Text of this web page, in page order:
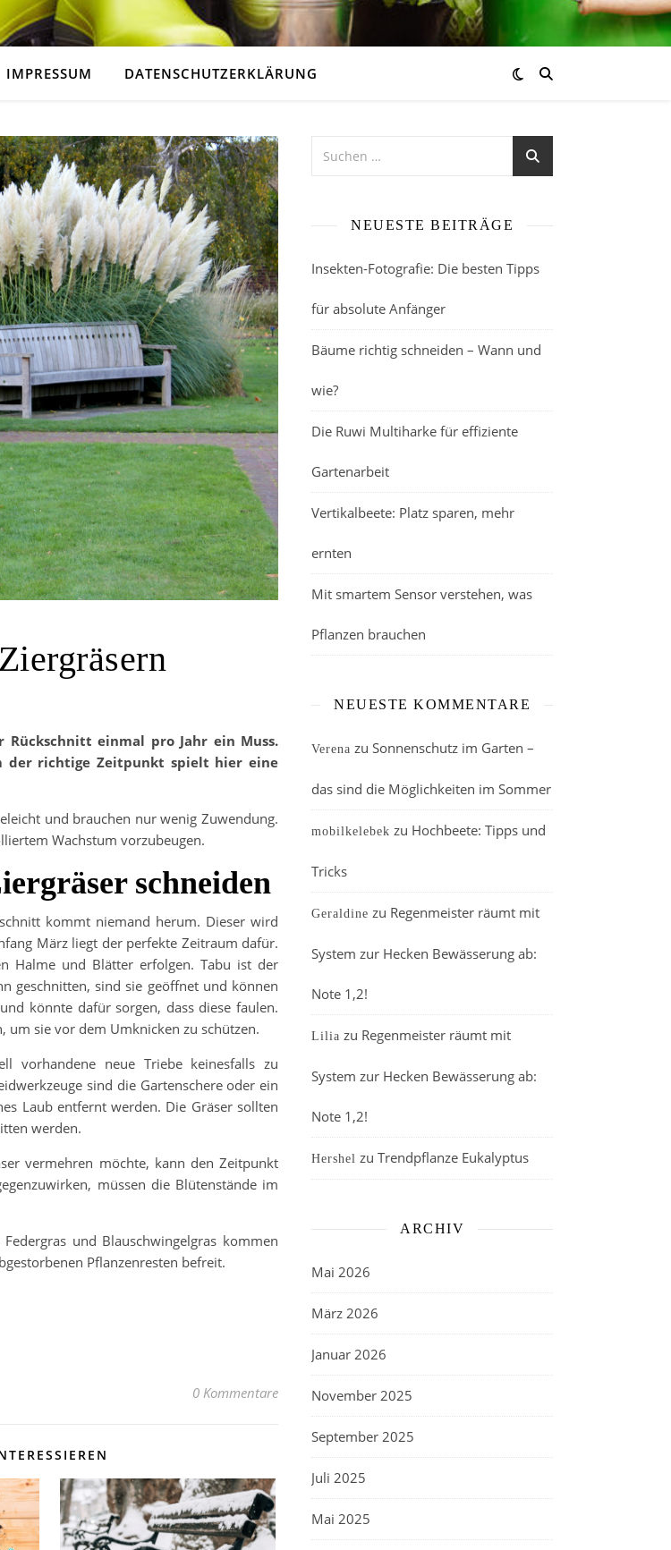
IMPRESSUM DATENSCHUTZERKLÄRUNG
Rückschnitt einmal pro Jahr ein Muss.
der richtige Zeitpunkt spielt hier eine
und brauchen nur wenig Zuwendung.
Wachstum vorzubeugen.
schneiden
kommt niemand herum. Dieser wird
März liegt der perfekte Zeitraum dafür.
Halme und Blätter erfolgen. Tabu ist der
geschnitten, sind sie geöffnet und können
könnte dafür sorgen, dass diese faulen.
um sie vor dem Umknicken zu schützen.
vorhandene neue Triebe keinesfalls zu
sind die Gartenschere oder ein
Laub entfernt werden. Die Gräser sollten
werden.
vermehren möchte, kann den Zeitpunkt
müssen die Blütenstände im
und Blauschwingelgras kommen
Pflanzenresten befreit.
0 Kommentare
NEUESTE BEITRÄGE
Insekten-Fotografie: Die besten Tipps
für absolute Anfänger
Bäume richtig schneiden – Wann und
wie?
Die Ruwi Multiharke für effiziente
Gartenarbeit
Vertikalbeete: Platz sparen, mehr
ernten
Mit smartem Sensor verstehen, was
Pflanzen brauchen
NEUESTE KOMMENTARE
Verena zu Sonnenschutz im Garten –
das sind die Möglichkeiten im Sommer
mobilkelebek zu Hochbeete: Tipps und
Tricks
Geraldine zu Regenmeister räumt mit
System zur Hecken Bewässerung ab:
Note 1,2!
Lilia zu Regenmeister räumt mit
System zur Hecken Bewässerung ab:
Note 1,2!
Hershel zu Trendpflanze Eukalyptus
ARCHIV
Mai 2026
März 2026
Januar 2026
November 2025
September 2025
Juli 2025
Mai 2025